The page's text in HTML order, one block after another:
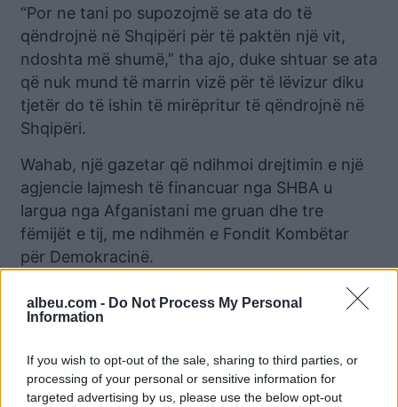
albeu.com - Do Not Process My Personal
Information
If you wish to opt-out of the sale, sharing to third parties, or
processing of your personal or sensitive information for
targeted advertising by us, please use the below opt-out
“Por ne tani po supozojmë se ata do të
qëndrojnë në Shqipëri për të paktën një vit,
ndoshta më shumë,” tha ajo, duke shtuar se ata
që nuk mund të marrin vizë për të lëvizur diku
tjetër do të ishin të mirëpritur të qëndrojnë në
Shqipëri.
Wahab, një gazetar që ndihmoi drejtimin e një
agjencie lajmesh të financuar nga SHBA u
largua nga Afganistani me gruan dhe tre
fëmijët e tij, me ndihmën e Fondit Kombëtar
për Demokracinë.
“Ne jemi refugjatë luksozë,” tha ai duke qeshur.
“Ne shkojmë në plazh dhe shohim gra gjysmë
plazh. Për shumicën e njerëzve, kjo do të dukej
si parajsë”, tha ai.